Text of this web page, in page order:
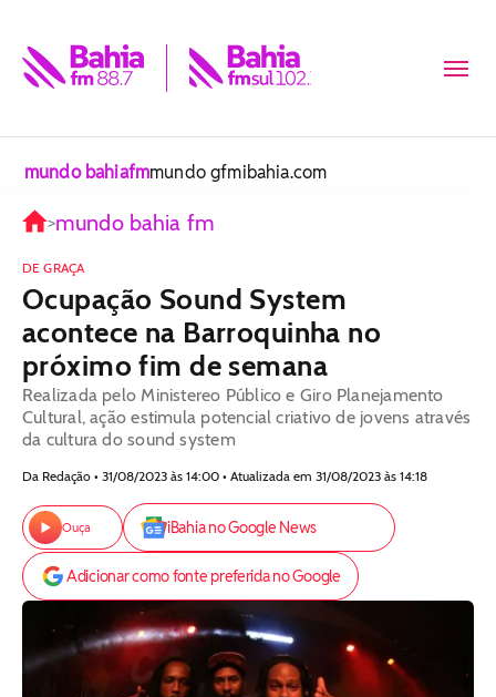
mundo bahiafmmundo gfmibahia.com
>mundo bahia fm
DE GRAÇA
Ocupação Sound System
acontece na Barroquinha no
próximo fim de semana
Realizada pelo Ministereo Público e Giro Planejamento
Cultural, ação estimula potencial criativo de jovens através
da cultura do sound system
Da Redação • 31/08/2023 às 14:00 • Atualizada em 31/08/2023 às 14:18
Ouça iBahia no Google News
Adicionar como fonte preferida no Google